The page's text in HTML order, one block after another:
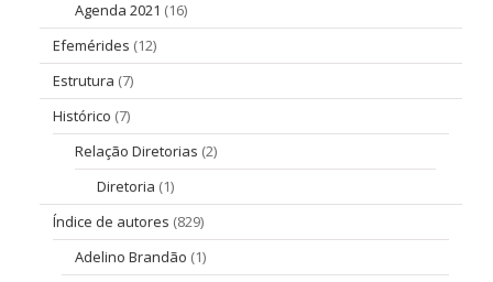
Agenda 2021 (16)
Efemérides (12)
Estrutura (7)
Histórico (7)
Relação Diretorias (2)
Diretoria (1)
Índice de autores (829)
Adelino Brandão (1)